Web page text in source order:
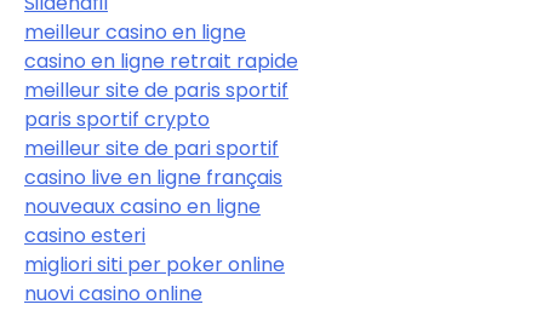
meilleur casino en ligne
casino en ligne retrait rapide
meilleur site de paris sportif
paris sportif crypto
meilleur site de pari sportif
casino live en ligne français
nouveaux casino en ligne
casino esteri
migliori siti per poker online
nuovi casino online